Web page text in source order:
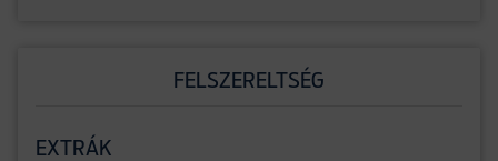
FELSZERELTSÉG
EXTRÁK